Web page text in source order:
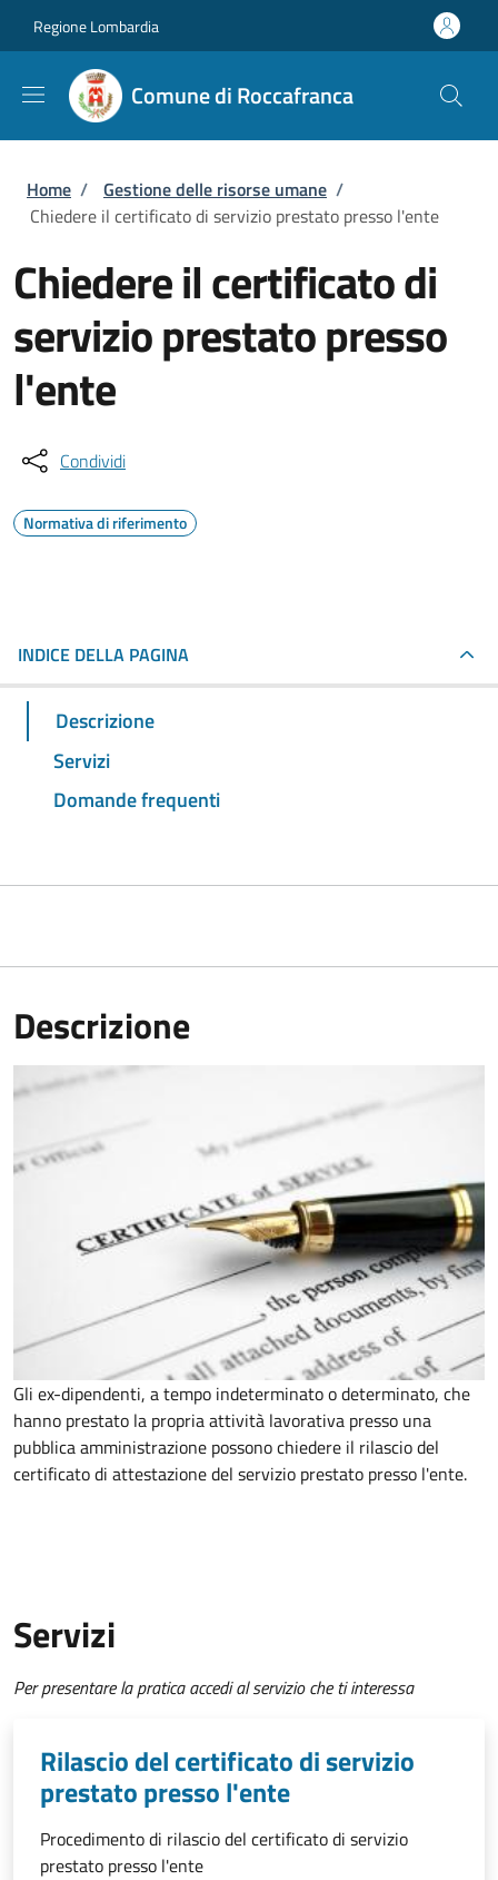
Regione Lombardia
Comune di Roccafranca
Briciole di pane
Home / Gestione delle risorse umane /
Chiedere il certificato di servizio prestato presso l'ente
Chiedere il certificato di
servizio prestato presso
l'ente
Condividi
Normativa di riferimento
INDICE DELLA PAGINA
Descrizione
Servizi
Domande frequenti
Descrizione
Gli ex-dipendenti, a tempo indeterminato o determinato, che
hanno prestato la propria attività lavorativa presso una
pubblica amministrazione possono chiedere il rilascio del
certificato di attestazione del servizio prestato presso l'ente.
Servizi
Per presentare la pratica accedi al servizio che ti interessa
Rilascio del certificato di servizio
prestato presso l'ente
Procedimento di rilascio del certificato di servizio
prestato presso l'ente